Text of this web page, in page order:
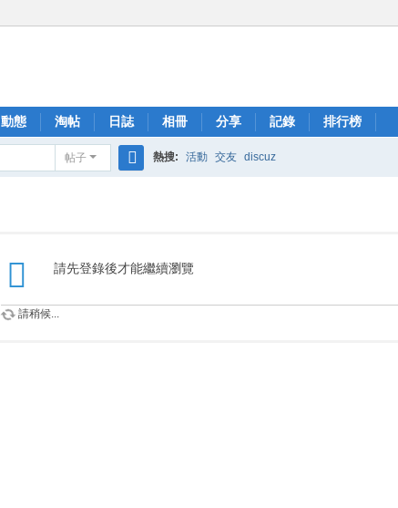
動態 淘帖 日誌 相冊 分享 記錄 排行榜
帖子 熱搜: 活動 交友 discuz
請先登錄後才能繼續瀏覽
請稍候...